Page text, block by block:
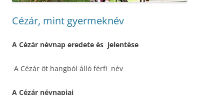
Cézár, mint gyermeknév
A Cézár névnap eredete és jelentése
A Cézár öt hangból álló férfi név
A Cézár névnapjai